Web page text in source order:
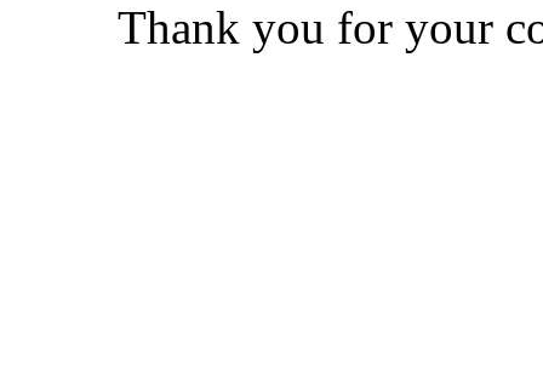
Thank you for your